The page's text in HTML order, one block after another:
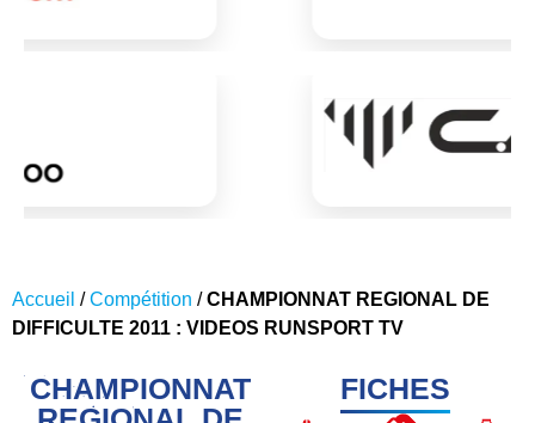
Accueil /Compétition /CHAMPIONNAT REGIONAL DE
DIFFICULTE 2011 : VIDEOS RUNSPORT TV
CHAMPIONNAT
FICHES